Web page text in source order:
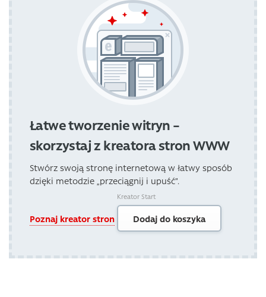
Łatwe tworzenie witryn –
skorzystaj z kreatora stron WWW
Stwórz swoją stronę internetową w łatwy sposób
dzięki metodzie „przeciągnij i upuść”.
Poznaj kreator stron
Kreator Start
Dodaj do koszyka